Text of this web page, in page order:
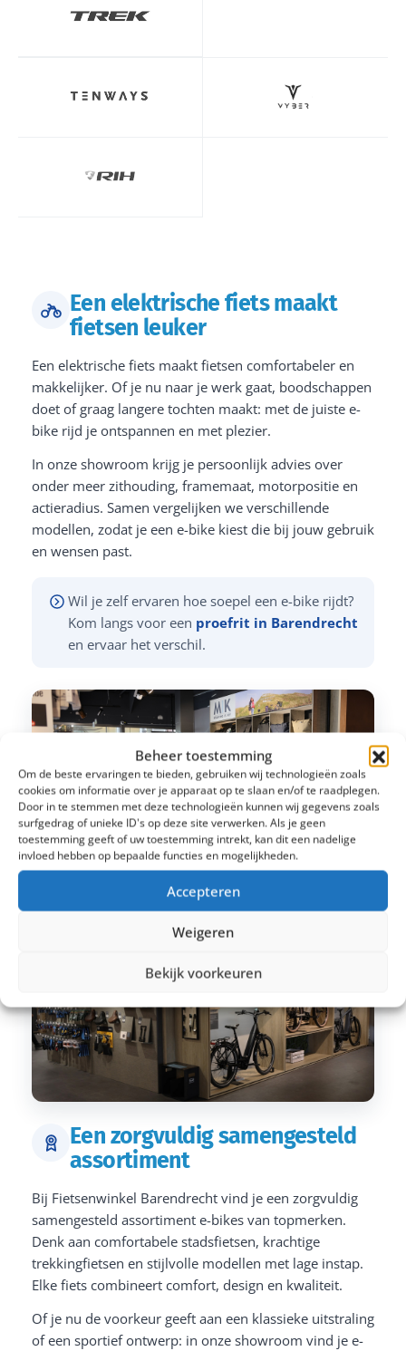
Beheer toestemming
Om de beste ervaringen te bieden, gebruiken wij technologieën zoals
cookies om informatie over je apparaat op te slaan en/of te raadplegen.
Door in te stemmen met deze technologieën kunnen wij gegevens zoals
surfgedrag of unieke ID's op deze site verwerken. Als je geen
toestemming geeft of uw toestemming intrekt, kan dit een nadelige
invloed hebben op bepaalde functies en mogelijkheden.
Accepteren
Weigeren
Bekijk voorkeuren
Een elektrische fiets maakt
fietsen leuker
Een elektrische fiets maakt fietsen comfortabeler en
makkelijker. Of je nu naar je werk gaat, boodschappen
doet of graag langere tochten maakt: met de juiste e-
bike rijd je ontspannen en met plezier.
In onze showroom krijg je persoonlijk advies over
onder meer zithouding, framemaat, motorpositie en
actieradius. Samen vergelijken we verschillende
modellen, zodat je een e-bike kiest die bij jouw gebruik
en wensen past.
Wil je zelf ervaren hoe soepel een e-bike rijdt?
Kom langs voor een proefrit in Barendrecht
en ervaar het verschil.
Een zorgvuldig samengesteld
assortiment
Bij Fietsenwinkel Barendrecht vind je een zorgvuldig
samengesteld assortiment e-bikes van topmerken.
Denk aan comfortabele stadsfietsen, krachtige
trekkingfietsen en stijlvolle modellen met lage instap.
Elke fiets combineert comfort, design en kwaliteit.
Of je nu de voorkeur geeft aan een klassieke uitstraling
of een sportief ontwerp: in onze showroom vind je e-